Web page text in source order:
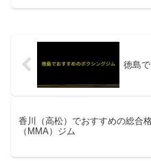
徳島
香川（高松）でおすすめの総合
（MMA）ジム